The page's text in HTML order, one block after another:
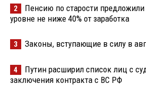
2
Пенсию по старости предложили
уровне не ниже 40% от заработка
3 Законы, вступающие в силу в
4
Путин расширил список лиц с
заключения контракта с ВС РФ